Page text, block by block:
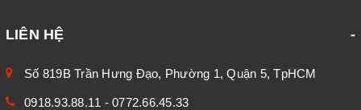
LIÊN HỆ
Số 819B Trần Hưng Đạo, Phường 1, Quận 5, TpHCM
0918.93.88.11 - 0772.66.45.33